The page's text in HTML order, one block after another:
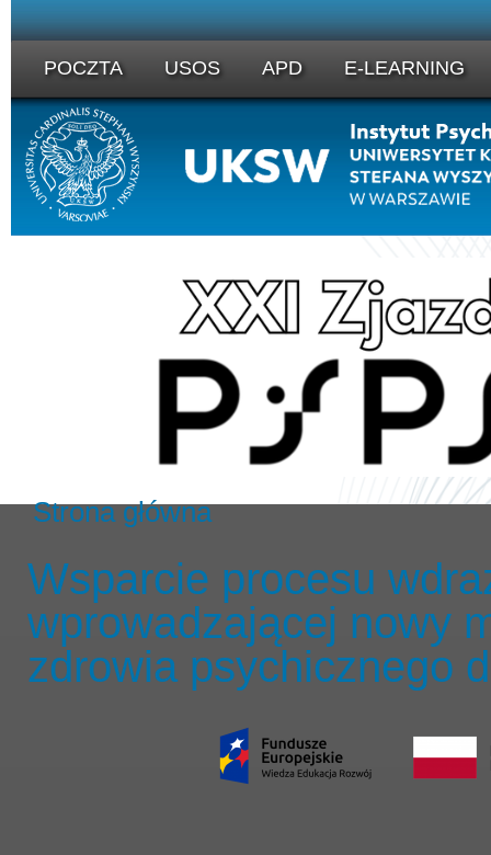
POCZTA USOS APD E-LEARNING
Strona główna
Wsparcie procesu
wprowadzającej nowy
zdrowia psychicznego